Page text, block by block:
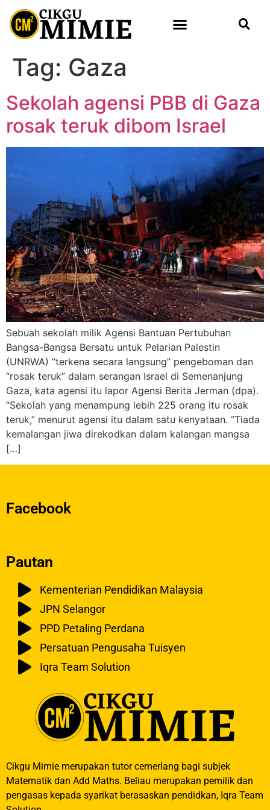
Tag: Gaza
Sekolah agensi PBB di Gaza
rosak teruk dibom Israel
Sebuah sekolah milik Agensi Bantuan Pertubuhan
Bangsa-Bangsa Bersatu untuk Pelarian Palestin
(UNRWA) “terkena secara langsung” pengeboman dan
“rosak teruk” dalam serangan Israel di Semenanjung
Gaza, kata agensi itu lapor Agensi Berita Jerman (dpa).
“Sekolah yang menampung lebih 225 orang itu rosak
teruk,” menurut agensi itu dalam satu kenyataan. “Tiada
kemalangan jiwa direkodkan dalam kalangan mangsa
[…]
Facebook
Pautan
Kementerian Pendidikan Malaysia
JPN Selangor
PPD Petaling Perdana
Persatuan Pengusaha Tuisyen
Iqra Team Solution
Cikgu Mimie merupakan tutor cemerlang bagi subjek
Matematik dan Add Maths. Beliau merupakan pemilik dan
pengasas kepada syarikat berasaskan pendidkan, Iqra Team